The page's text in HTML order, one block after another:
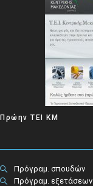
Πρώην ΤΕΙ ΚΜ
Πρόγραμ. σπουδών
Πρόγραμ. εξετάσεων